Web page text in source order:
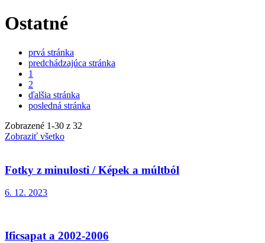
Ostatné
prvá stránka
predchádzajúca stránka
1
2
ďalšia stránka
posledná stránka
Zobrazené 1-30 z 32
Zobraziť všetko
Fotky z minulosti / Képek a múltból
6. 12. 2023
Ificsapat a 2002-2006